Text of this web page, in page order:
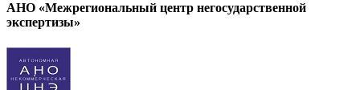
АНО «Межрегиональный центр негосударственной
экспертизы»